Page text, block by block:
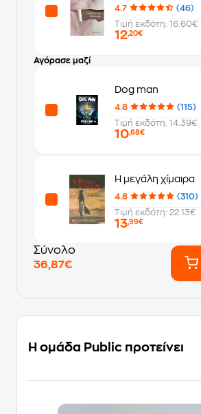
4.7
(46)
Τιμή εκδότη: 16.60€
12,20€
Αγόρασε μαζί
Dog man
4.8
(115)
Τιμή εκδότη: 14.39€
10,68€
Η μεγάλη χίμαιρα
4.8
(310)
Τιμή εκδότη: 22.13€
13,99€
Σύνολο
36,87€
Η ομάδα Public προτείνει